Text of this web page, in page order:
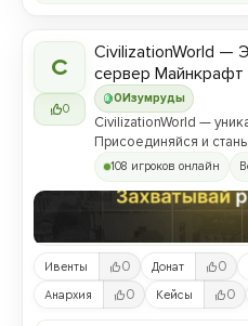
C
0
0 Изумруды
CivilizationWorld —
сервер Майнкрафт
CivilizationWorld —
Присоединяйся и
противостояния между
108 игроков онлайн
Ивенты 0 Донат 0
Анархия 0 Кейсы 0